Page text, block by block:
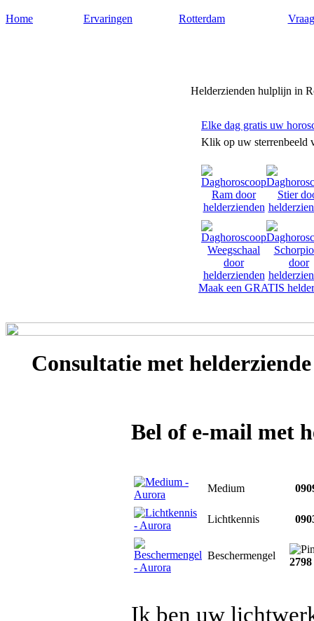
Home Ervaringen Rotterdam
Helderzienden hulplijn in
Elke dag gratis uw
Klik op uw sterrenbeeld
Maak een GRATIS
Consultatie met
Bel of e-mail met
Medium
Lichtkennis
Beschermengel
2798
Ik ben uw